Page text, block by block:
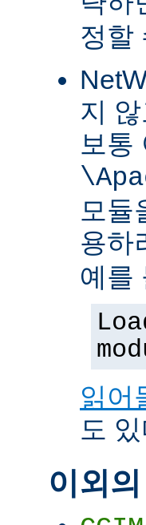
정할
지
보통
모듈
용하
예를
읽어
도
이외